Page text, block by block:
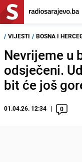
/ VIJESTI / BOSNA I
Nevrijeme u
odsječeni.
bit će još
01.04.26. 12:34 0